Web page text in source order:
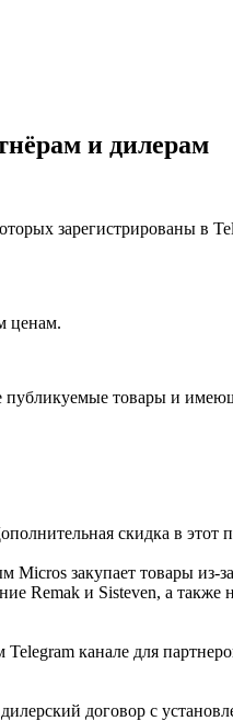
и дилерам
зарегистрированы в
ценам.
товары и
скидка в этот
закупает товары
Remak и Sisteven, а также
канале для
договор с